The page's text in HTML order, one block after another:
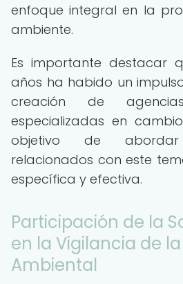
enfoque integral en la
ambiente.
Es importante destacar
años ha habido un
creación de
especializadas en
objetivo de
relacionados con este
específica y efectiva.
Participación de la
en la Vigilancia de
Ambiental